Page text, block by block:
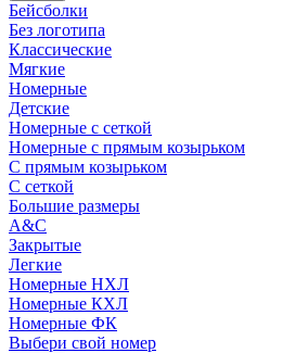
Бейсболки
Без логотипа
Классические
Мягкие
Номерные
Детские
Номерные с сеткой
Номерные с прямым козырьком
С прямым козырьком
С сеткой
Большие размеры
A&C
Закрытые
Легкие
Номерные НХЛ
Номерные КХЛ
Номерные ФК
Выбери свой номер